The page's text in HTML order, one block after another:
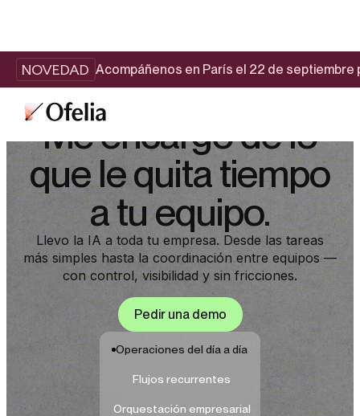
NOVEDAD Acompáñenos en París el 22 de
Me encargo de lo
que le quita tiempo
a tu equipo.
Llevo la IA a toda tu empresa. Desde las tareas
más simples hasta la coordinación entre equipos —
con control, visibilidad y sin fricciones.
Pedir una demo
Operaciones del día a día
Flujos recurrentes
Orquestación empresarial